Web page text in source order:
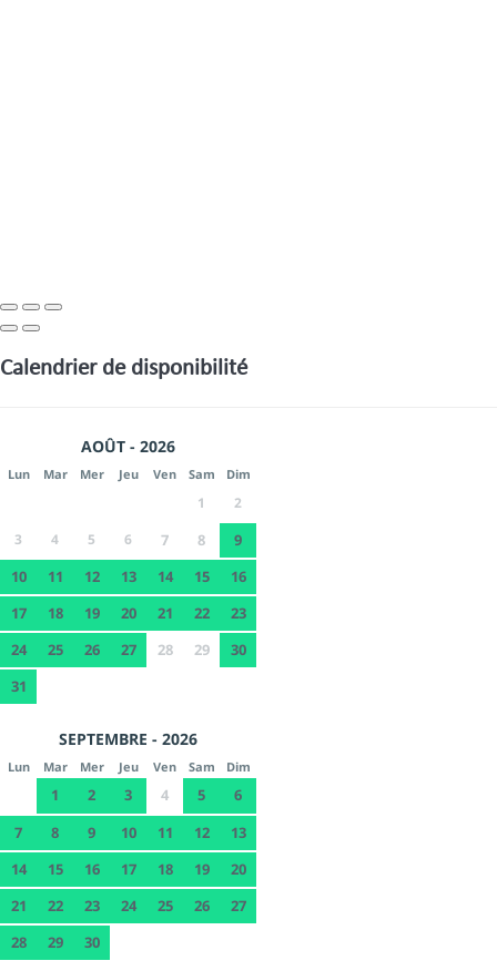
Calendrier de disponibilité
AOÛT - 2026
Lun Mar Mer Jeu Ven Sam Dim
1
2
3
4 5 6 7 8
9
10
11 12 13 14 15
16
17
18 19 20 21 22
23
24
25 26 27 28 29
30
31
SEPTEMBRE - 2026
Lun Mar Mer Jeu Ven Sam Dim
1 2 3 4 5
6
7
8 9 10 11 12
13
14
15 16 17 18 19
20
21
22 23 24 25 26
27
28
29 30